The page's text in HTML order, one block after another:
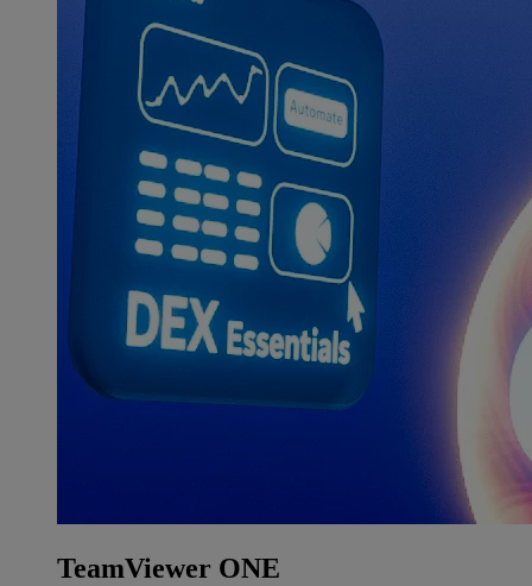
TeamViewer ONE